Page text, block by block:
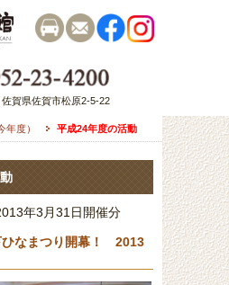
賀県佐賀市松原2-5-22
年度） 平成24年度の活動
年3月31日開催分
ひなまつり開幕！ 2013